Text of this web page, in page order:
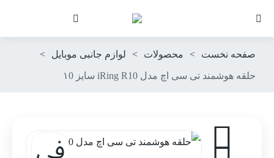
صفحه نخست > محصولات > لوازم جانبی موبایل >
حلقه هوشمند تی سی اچ مدل iRing R10 سایز ۱0